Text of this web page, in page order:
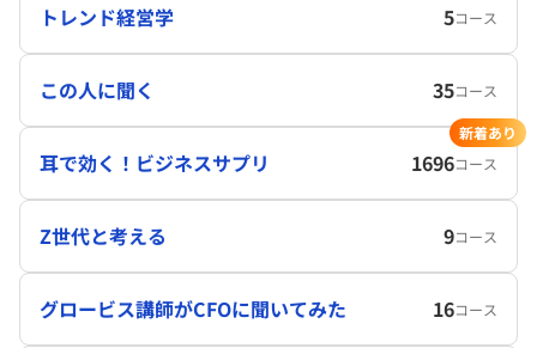
トレンド経営学 5コース
この人に聞く 35コース
耳で効く！ビジネスサプリ 1696コース
新着あり
Z世代と考える 9コース
グロービス講師がCFOに聞いてみた 16コース